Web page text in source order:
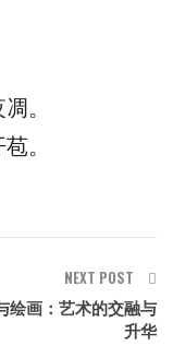
。
。
NEXT POST
绘画：艺术的交融与
升华